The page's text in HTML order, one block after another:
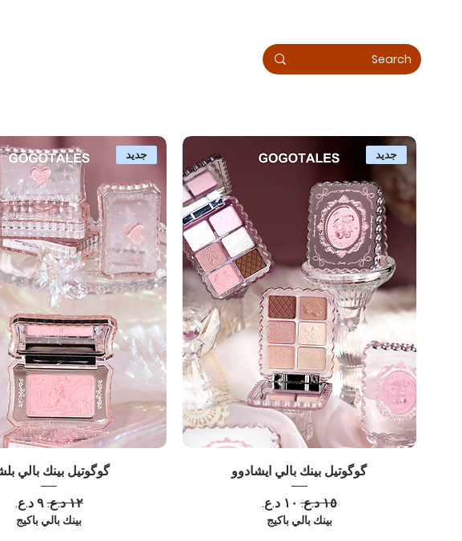
جديد
گوگوتيل بينك بالي ايشادوو
سعر عادي‏١٥ د.ع.‏ سعر البيع
بينك بالي باكيج
جديد
گوگوتيل بينك بالي
سعر عادي‏١٢ د.ع.‏ سعر البيع‏٩ د.ع.‏
بينك بالي باكيج